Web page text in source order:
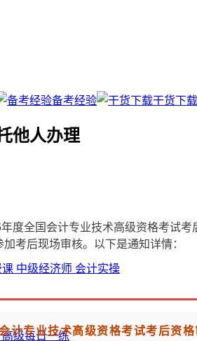
课 中级经济师 会计实操
高级每日一练
备考经验 干货下载
他人办理
度全国会计专业技术高级资格考试
考后现场审核。以下是通知详情：
计专业技术高级资格考试考后资格